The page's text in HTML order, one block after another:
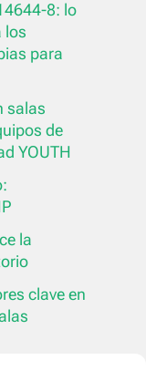
8: lo
los
para
salas
de
YOUTH
la
clave en